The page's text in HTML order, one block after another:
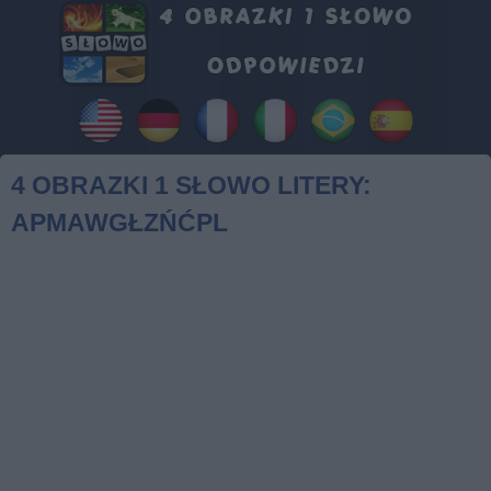
4 OBRAZKI 1 SŁOWO LITERY:
APMAWGŁZŃĆPL